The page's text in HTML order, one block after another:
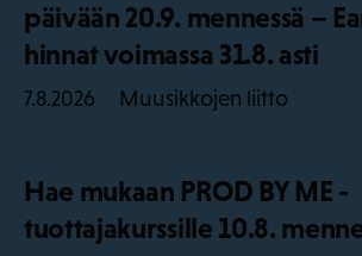
päivään 20.9. mennessä –
hinnat voimassa 31.8. asti
7.8.2026 Muusikkojen liitto
Hae mukaan PROD BY ME -
tuottajakurssille 10.8.